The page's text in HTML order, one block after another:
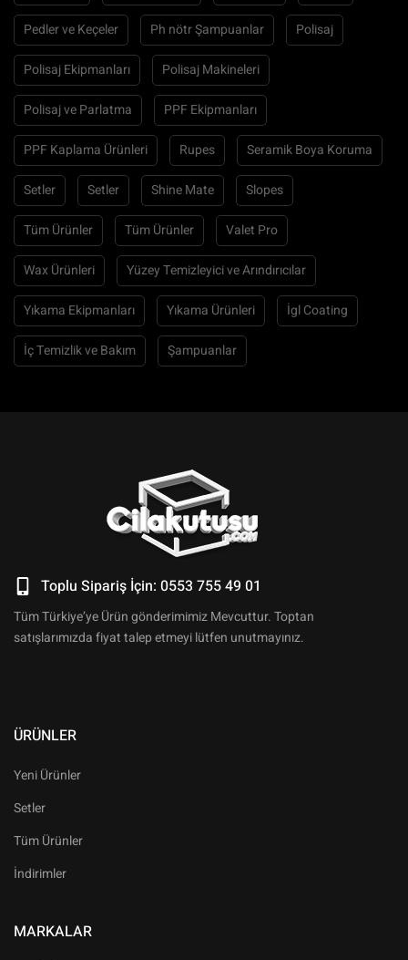
Pedler ve Keçeler Ph nötr Şampuanlar Polisaj
Polisaj Ekipmanları Polisaj Makineleri
Polisaj ve Parlatma PPF Ekipmanları
PPF Kaplama Ürünleri Rupes Seramik Boya Koruma
Setler Setler Shine Mate Slopes
Tüm Ürünler Tüm Ürünler Valet Pro
Wax Ürünleri Yüzey Temizleyici ve Arındırıcılar
Yıkama Ekipmanları Yıkama Ürünleri İgl Coating
İç Temizlik ve Bakım Şampuanlar
Toplu Sipariş İçin: 0553 755 49 01
Tüm Türkiye’ye Ürün gönderimimiz Mevcuttur. Toptan
satışlarımızda fiyat talep etmeyi lütfen unutmayınız.
ÜRÜNLER
Yeni Ürünler
Setler
Tüm Ürünler
İndirimler
MARKALAR